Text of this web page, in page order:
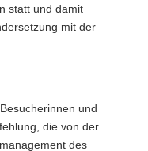
statt und damit
mit der
und
die von der
des